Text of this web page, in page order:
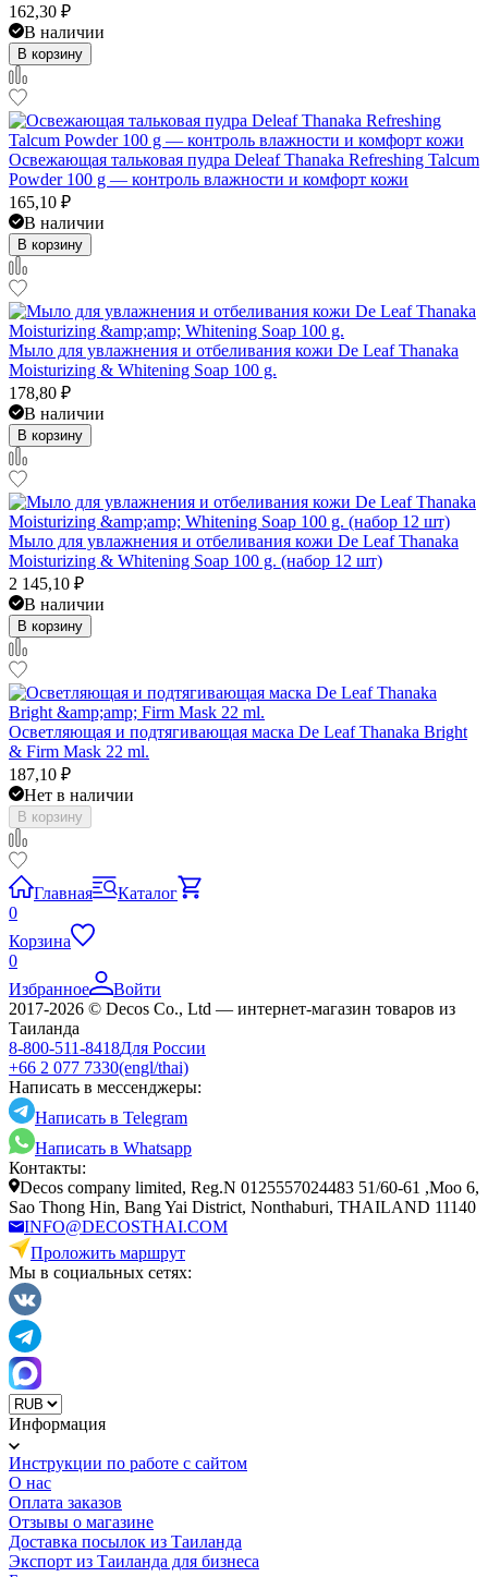
162,30 ₽
В наличии
В корзину
Освежающая тальковая пудра Deleaf Thanaka Refreshing Talcum
Powder 100 g — контроль влажности и комфорт кожи
165,10 ₽
В наличии
В корзину
Мыло для увлажнения и отбеливания кожи De Leaf Thanaka
Moisturizing & Whitening Soap 100 g.
178,80 ₽
В наличии
В корзину
Мыло для увлажнения и отбеливания кожи De Leaf Thanaka
Moisturizing & Whitening Soap 100 g. (набор 12 шт)
2 145,10 ₽
В наличии
В корзину
Осветляющая и подтягивающая маска De Leaf Thanaka Bright
& Firm Mask 22 ml.
187,10 ₽
Нет в наличии
В корзину
Главная
Каталог
0
Корзина
0
Избранное
Войти
2017-2026 © Decos Co., Ltd — интернет-магазин товаров из
Таиланда
8-800-511-8418Для России
+66 2 077 7330(engl/thai)
Написать в мессенджеры:
Написать в Telegram
Написать в Whatsapp
Контакты:
Decos company limited, Reg.N 0125557024483 51/60-61 ,Moo 6,
Sao Thong Hin, Bang Yai District, Nonthaburi, THAILAND 11140
INFO@DECOSTHAI.COM
Проложить маршрут
Мы в социальных сетях:
Информация
Инструкции по работе с сайтом
О нас
Оплата заказов
Отзывы о магазине
Доставка посылок из Таиланда
Экспорт из Таиланда для бизнеса